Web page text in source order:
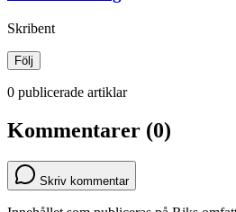
Skribent
Följ
0 publicerade artiklar
Kommentarer (0)
Skriv kommentar